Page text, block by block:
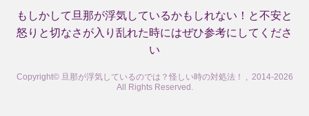
もしかして旦那が浮気しているかもしれない！と不安と
怒りと切なさが入り乱れた時にはぜひ参考にしてくださ
い
Copyright© 旦那が浮気しているのでは？怪しい時の対処法！ , 2014-2026
All Rights Reserved.